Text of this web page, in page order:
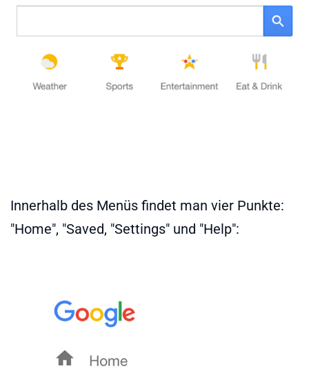
Innerhalb des Menüs findet man vier Punkte:
"Home", "Saved, "Settings" und "Help":